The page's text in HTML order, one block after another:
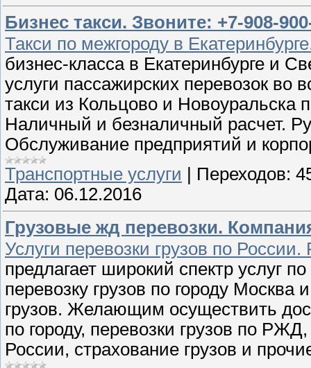
Бизнес такси. Звоните: +7-908-
Такси по межгороду в
бизнес-класса в Екатеринбурге и
услуги пассажирских перевозок во
такси из Кольцово и
Наличный и безналичный расчет.
Обслуживание предприятий и
Транспортные услуги
Переходов:
Дата: 06.12.2016
Грузовые жд перевозки.
Услуги перевозки грузов по
предлагает широкий спектр услуг
перевозку грузов по городу
грузов. Желающим осуществить
по городу, перевозки грузов по
России, страхование грузов и